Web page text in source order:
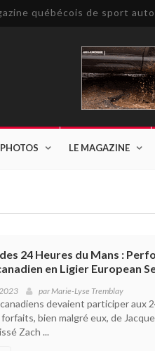
québécois de sport
LE MAGAZINE
24 Heures du Mans :
en Ligier European
parMarie-Lyse Tremblay
devaient participer aux
forfaits, bien malgré eux, de
Zach ...